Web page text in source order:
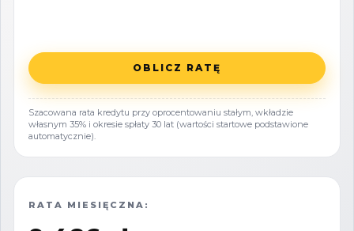
Pełne wyposażenie: Wszystkie pomieszczenia
są jasne, doskonale rozplanowane i
kompletnie umeblowane - gotowe do
dalszego najmu.
OBLICZ RATĘ
Szacowana rata kredytu przy oprocentowaniu stałym, wkładzie
własnym 35% i okresie spłaty 30 lat (wartości startowe podstawione
automatycznie).
RATA MIESIĘCZNA: